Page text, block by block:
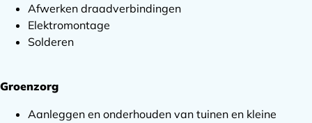
Afwerken draadverbindingen
Elektromontage
Solderen
Groenzorg
Aanleggen en onderhouden van tuinen en kleine